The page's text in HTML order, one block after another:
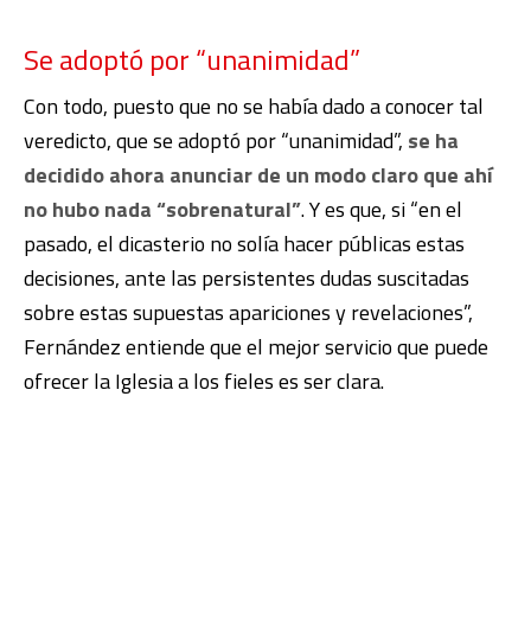
Se adoptó por “unanimidad”
Con todo, puesto que no se había dado a conocer tal
veredicto, que se adoptó por “unanimidad”, se ha
decidido ahora anunciar de un modo claro que ahí
no hubo nada “sobrenatural”. Y es que, si “en el
pasado, el dicasterio no solía hacer públicas estas
decisiones, ante las persistentes dudas suscitadas
sobre estas supuestas apariciones y revelaciones”,
Fernández entiende que el mejor servicio que puede
ofrecer la Iglesia a los fieles es ser clara.